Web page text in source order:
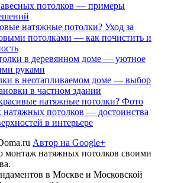
потолков — примеры
Уход за
потолками — как почистить и
в неотапливаемом доме — выбор
в частном здании
Фото
потолков — достоинства
в интерьере
Автор на Google+
монтаж натяжных потолков своими
в Москве и Московской